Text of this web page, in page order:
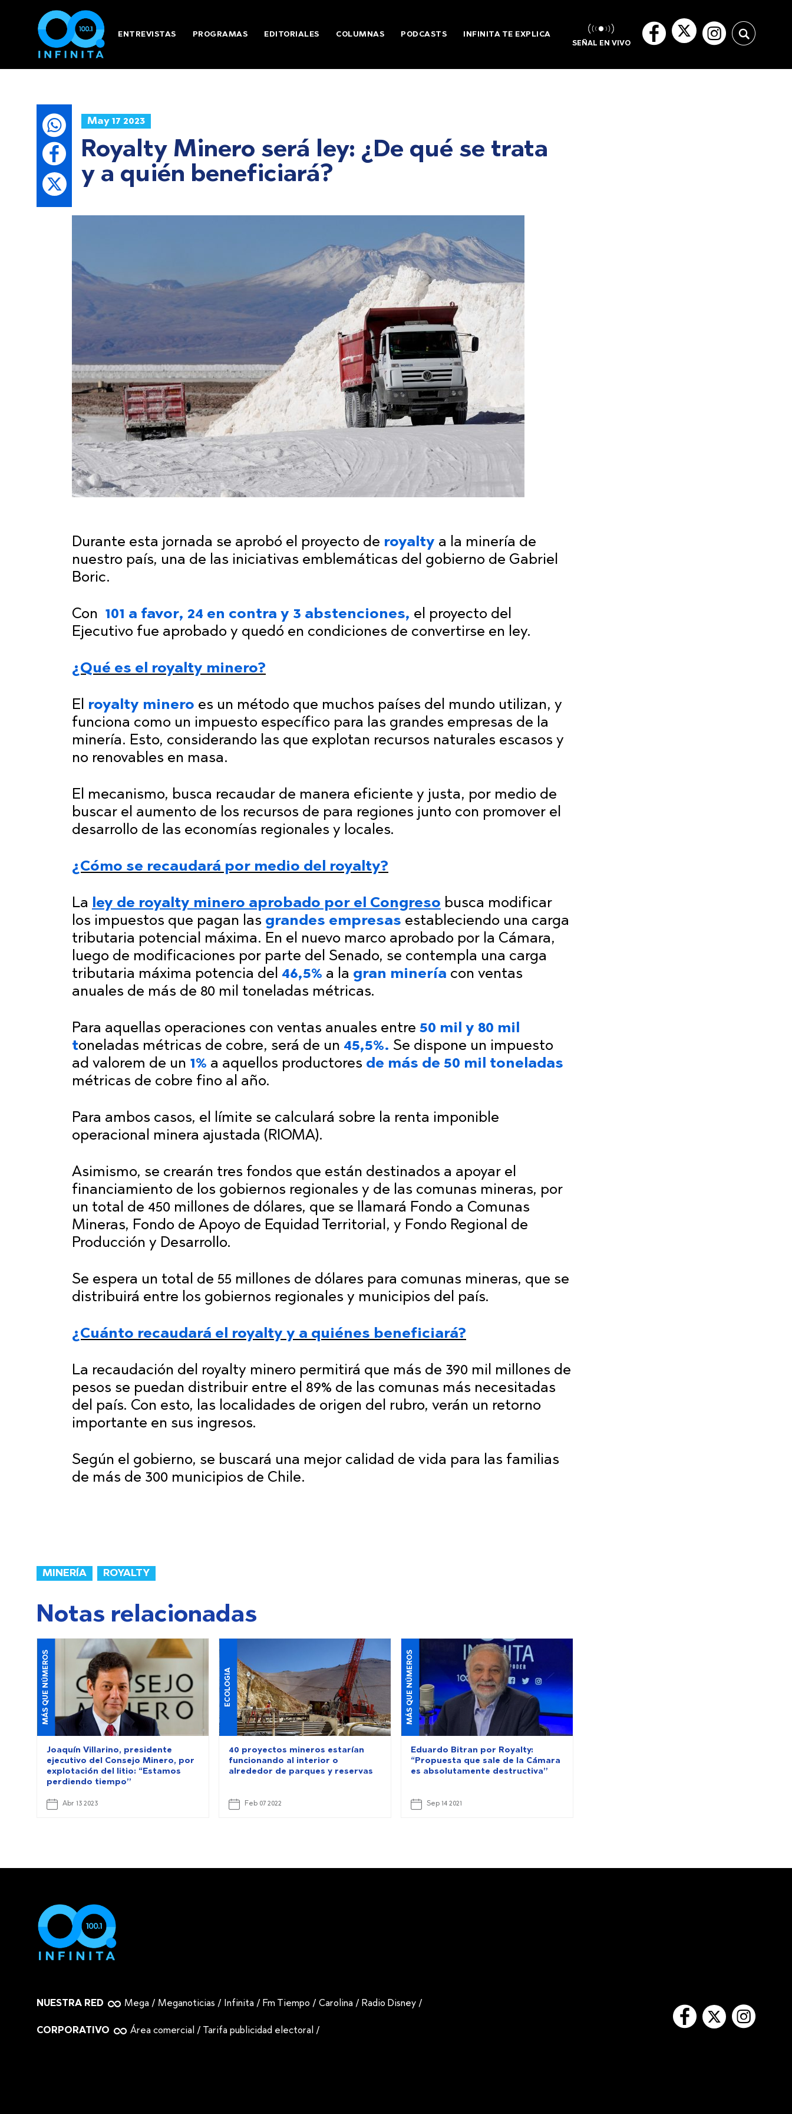
ENTREVISTAS PROGRAMAS EDITORIALES COLUMNAS PODCASTS INFINITA TE EXPLICA
SEÑAL EN VIVO
May 17 2023
Royalty Minero será ley: ¿De qué se trata
y a quién beneficiará?
Durante esta jornada se aprobó el proyecto de royalty a la minería de
nuestro país, una de las iniciativas emblemáticas del gobierno de Gabriel
Boric.
Con 101 a favor, 24 en contra y 3 abstenciones, el proyecto del
Ejecutivo fue aprobado y quedó en condiciones de convertirse en ley.
¿Qué es el royalty minero?
El royalty minero es un método que muchos países del mundo utilizan, y
funciona como un impuesto específico para las grandes empresas de la
minería. Esto, considerando las que explotan recursos naturales escasos y
no renovables en masa.
El mecanismo, busca recaudar de manera eficiente y justa, por medio de
buscar el aumento de los recursos de para regiones junto con promover el
desarrollo de las economías regionales y locales.
¿Cómo se recaudará por medio del royalty?
La ley de royalty minero aprobado por el Congreso busca modificar
los impuestos que pagan las grandes empresas estableciendo una carga
tributaria potencial máxima. En el nuevo marco aprobado por la Cámara,
luego de modificaciones por parte del Senado, se contempla una carga
tributaria máxima potencia del 46,5% a la gran minería con ventas
anuales de más de 80 mil toneladas métricas.
Para aquellas operaciones con ventas anuales entre 50 mil y 80 mil
toneladas métricas de cobre, será de un 45,5%. Se dispone un impuesto
ad valorem de un 1% a aquellos productores de más de 50 mil toneladas
métricas de cobre fino al año.
Para ambos casos, el límite se calculará sobre la renta imponible
operacional minera ajustada (RIOMA).
Asimismo, se crearán tres fondos que están destinados a apoyar el
financiamiento de los gobiernos regionales y de las comunas mineras, por
un total de 450 millones de dólares, que se llamará Fondo a Comunas
Mineras, Fondo de Apoyo de Equidad Territorial, y Fondo Regional de
Producción y Desarrollo.
Se espera un total de 55 millones de dólares para comunas mineras, que se
distribuirá entre los gobiernos regionales y municipios del país.
¿Cuánto recaudará el royalty y a quiénes beneficiará?
La recaudación del royalty minero permitirá que más de 390 mil millones de
pesos se puedan distribuir entre el 89% de las comunas más necesitadas
del país. Con esto, las localidades de origen del rubro, verán un retorno
importante en sus ingresos.
Según el gobierno, se buscará una mejor calidad de vida para las familias
de más de 300 municipios de Chile.
MINERÍA ROYALTY
Notas relacionadas
MÁS QUE NÚMEROS
Joaquín Villarino, presidente
ejecutivo del Consejo Minero, por
explotación del litio: “Estamos
perdiendo tiempo”
Abr 13 2023
ECOLOGIA
40 proyectos mineros estarían
funcionando al interior o
alrededor de parques y reservas
Feb 07 2022
MÁS QUE NÚMEROS
Eduardo Bitran por Royalty:
“Propuesta que sale de la Cámara
es absolutamente destructiva”
Sep 14 2021
NUESTRA RED Mega / Meganoticias / Infinita /Fm Tiempo /Carolina /Radio Disney /
CORPORATIVO Área comercial / Tarifa publicidad electoral /